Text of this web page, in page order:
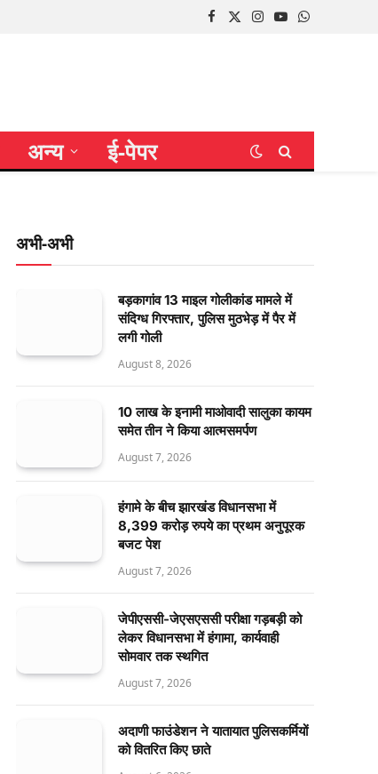
Facebook
X
Instagram
YouTubeWhatsApp
अन्य ई-पेपर
अभी-अभी
बड़कागांव 13 माइल गोलीकांड मामले में
संदिग्ध गिरफ्तार, पुलिस मुठभेड़ में पैर में
लगी गोली
August 8, 2026
10 लाख के इनामी माओवादी सालुका कायम
समेत तीन ने किया आत्मसमर्पण
August 7, 2026
हंगामे के बीच झारखंड विधानसभा में
8,399 करोड़ रुपये का प्रथम अनुपूरक
बजट पेश
August 7, 2026
जेपीएससी-जेएसएससी परीक्षा गड़बड़ी को
लेकर विधानसभा में हंगामा, कार्यवाही
सोमवार तक स्थगित
August 7, 2026
अदाणी फाउंडेशन ने यातायात पुलिसकर्मियों
को वितरित किए छाते